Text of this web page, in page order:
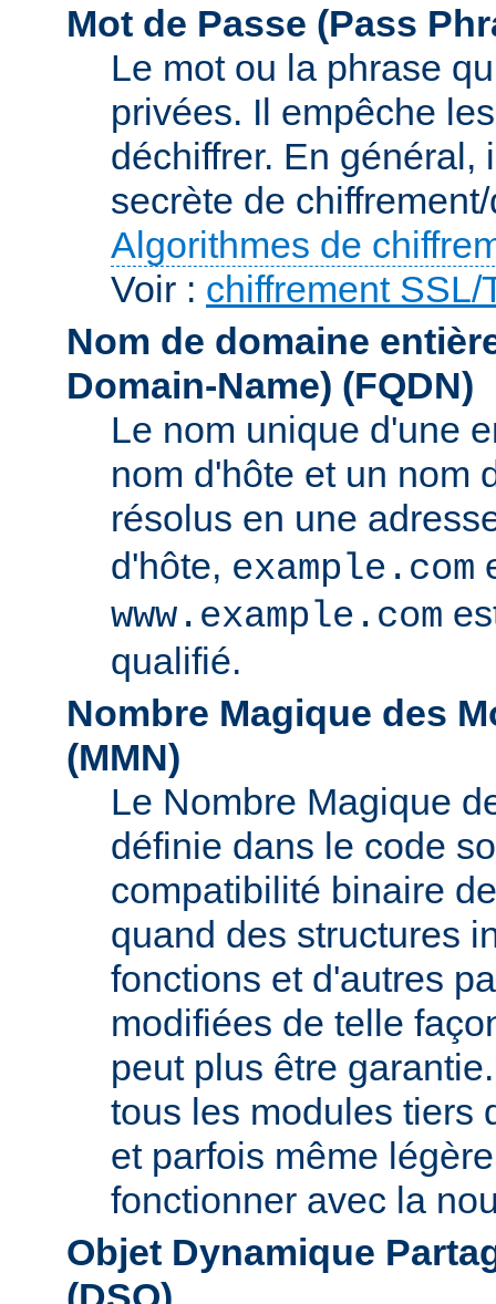
Mot de Passe (Pass
Le mot ou la phrase
privées. Il empêche
déchiffrer. En général,
secrète de
Algorithmes de
Voir : chiffrement SSL/
Nom de domaine
Domain-Name) (FQDN)
Le nom unique d'une
nom d'hôte et un nom
résolus en une
d'hôte, example.com
www.example.com
qualifié.
Nombre Magique des
(MMN)
Le Nombre Magique
définie dans le code
compatibilité binaire
quand des structures
fonctions et d'autres
modifiées de telle
peut plus être
tous les modules tiers
et parfois même
fonctionner avec la
Objet Dynamique